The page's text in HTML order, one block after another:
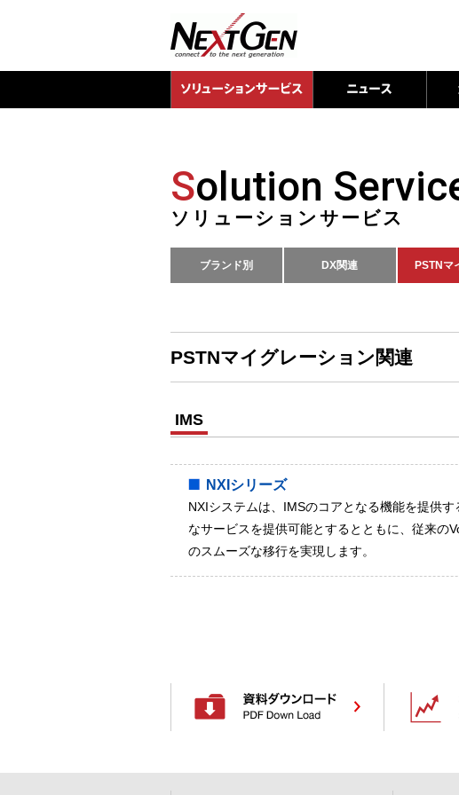
Solution
ソリューションサービス
ブランド別 DX関連 PSTNマ
PSTNマイグレーション関連
IMS
NXIシリーズ
NXIシステムは、IMSのコアとなる機能を提供
なサービスを提供可能とするとともに、従来の
のスムーズな移行を実現します。